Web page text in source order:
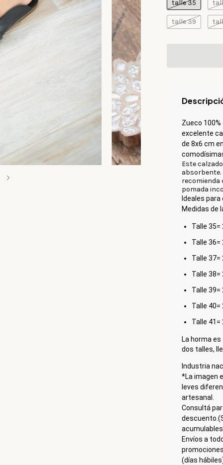
talle 35
talle 39
Zueco
excelente
de 8x6 cm
Este
absorbente.
recomienda
pomada
Ideales
Medidas de
Talle 35=
Talle 36=
Talle 37=
Talle 38=
Talle 39=
Talle 40=
Talle 41=
La horma
dos talles,
Industria
*La imagen
leves
artesanal.
Consultá
Envíos a
(días